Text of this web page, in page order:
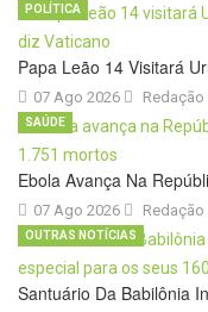
Papa Leão 14 Visitará
07 Ago 2026
POLÍTICA
Redação
Ebola Avança Na
07 Ago 2026
SAÚDE
Redação
Santuário Da Babilônia
OUTRAS NOTÍCIAS